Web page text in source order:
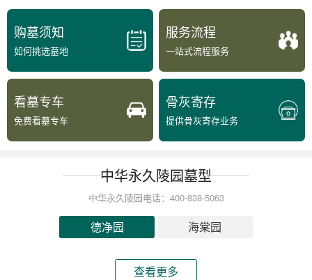
购墓须知
如何挑选墓地
服务流程
一站式流程服务
看墓专车
免费看墓专车
骨灰寄存
提供骨灰寄存业务
中华永久陵园墓型
中华永久陵园电话：400-838-5063
德净园 海棠园
查看更多